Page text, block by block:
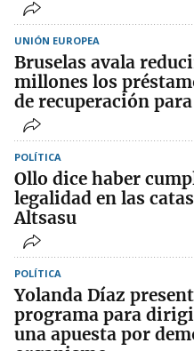
UNIÓN EUROPEA
Bruselas avala
millones los
de recuperación
POLÍTICA
Ollo dice haber
legalidad en las
Altsasu
POLÍTICA
Yolanda Díaz
programa para
una apuesta por